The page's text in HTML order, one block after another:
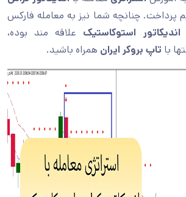
پرداخت. چنانچه شما نیز به معامله فارکس
استوکاستیک علاقه مند بوده،
با تاپ بروکر ایران همراه باشید.